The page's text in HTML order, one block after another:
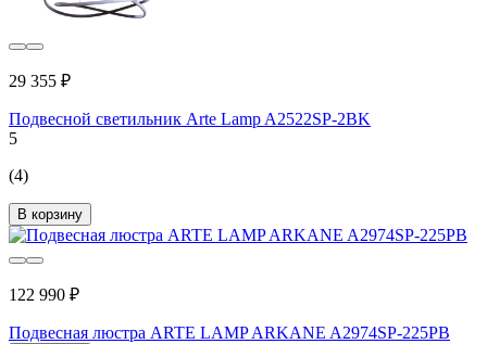
29 355 ₽
Подвесной светильник Arte Lamp A2522SP-2BK
5
(4)
В корзину
122 990 ₽
Подвесная люстра ARTE LAMP ARKANE A2974SP-225PB